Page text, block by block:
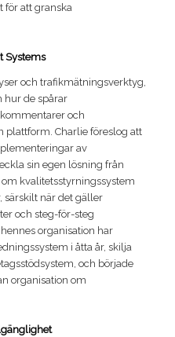
för att granska
Systems
och trafikmätningsverktyg,
hur de spårar
och
plattform. Charlie föreslog att
av
sin egen lösning från
kvalitetsstyrningssystem
särskilt när det gäller
och steg-för-steg
organisation har
i åtta år, skilja
och började
organisation om